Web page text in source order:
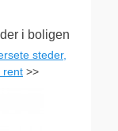
i boligen
steder,
rent >>